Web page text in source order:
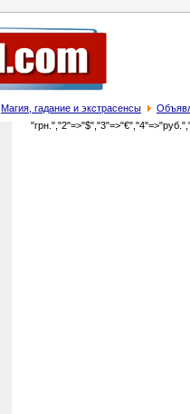
Магия, гадание и экстрасенсы